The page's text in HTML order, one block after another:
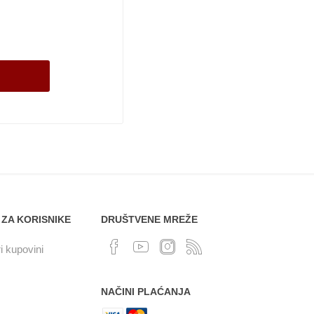
KORISNIKE
kupovini
DRUŠTVENE MREŽE
NAČINI PLAĆANJA